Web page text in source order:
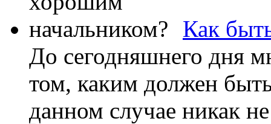
Как
До сегодняшнего дня
том, каким должен
данном случае никак